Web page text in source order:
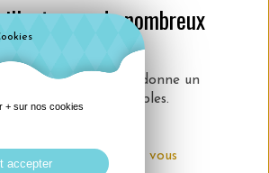
avec de nombreux
fois appliqué et lustré donne un
coloris disponibles.
votre disposition pour vous
+ sur nos cookies
accepter